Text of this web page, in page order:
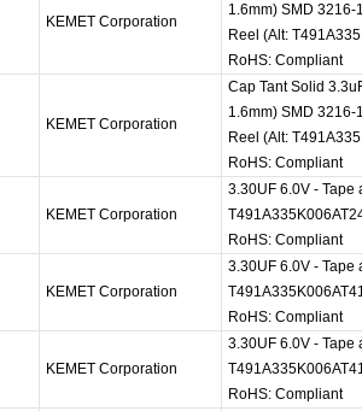
KEMET Corporation
1.6mm) SMD 3216-
Reel (Alt:
RoHS: Compliant
KEMET Corporation
Cap Tant Solid
1.6mm) SMD 3216-
Reel (Alt:
RoHS: Compliant
KEMET Corporation
3.30UF 6.0V - Tape
RoHS: Compliant
KEMET Corporation
3.30UF 6.0V - Tape
RoHS: Compliant
KEMET Corporation
3.30UF 6.0V - Tape
RoHS: Compliant